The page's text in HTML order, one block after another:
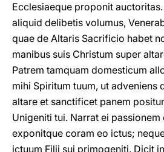
Ecclesiaeque proponit
aliquid delibetis volumus,
quae de Altaris Sacrificio habet
manibus suis Christum super
Patrem tamquam domesticum
mihi Spiritum tuum, ut adveniens
altare et sanctificet panem
Unigeniti tui. Narrat ei passionem
exponitque coram eo ictus;
ictuum Filii sui primogeniti. Dicit